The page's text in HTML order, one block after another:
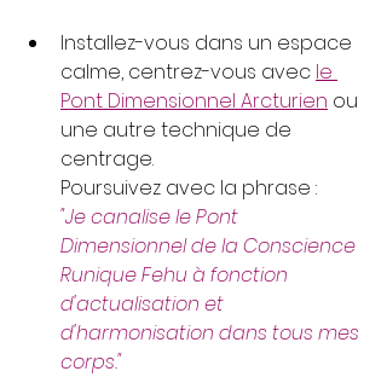
Installez-vous dans un espace
calme, centrez-vous avec le
Pont Dimensionnel Arcturien ou
une autre technique de
centrage.
Poursuivez avec la phrase :
"Je canalise le Pont
Dimensionnel de la Conscience
Runique Fehu à fonction
d'actualisation et
d'harmonisation dans tous mes
corps."